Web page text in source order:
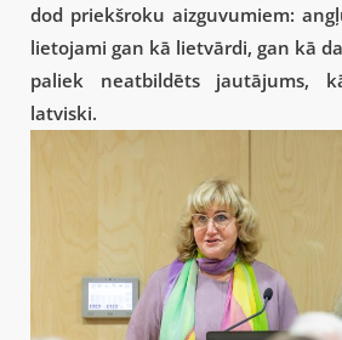
dod priekšroku aizguvumiem:
lietojami gan kā lietvārdi, gan kā
paliek neatbildēts jautājums,
latviski.